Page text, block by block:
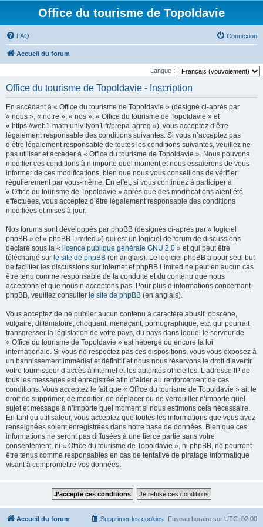
Office du tourisme de Topoldavie
FAQ Connexion
Accueil du forum
Langue :
Office du tourisme de Topoldavie - Inscription
En accédant à « Office du tourisme de Topoldavie » (désigné ci-après par
« nous », « notre », « nos », « Office du tourisme de Topoldavie » et
« https://web1-math.univ-lyon1.fr/prepa-agreg »), vous acceptez d’être
légalement responsable des conditions suivantes. Si vous n’acceptez pas
d’être légalement responsable de toutes les conditions suivantes, veuillez ne
pas utiliser et accéder à « Office du tourisme de Topoldavie ». Nous pouvons
modifier ces conditions à n’importe quel moment et nous essaierons de vous
informer de ces modifications, bien que nous vous conseillons de vérifier
régulièrement par vous-même. En effet, si vous continuez à participer à
« Office du tourisme de Topoldavie » après que des modifications aient été
effectuées, vous acceptez d’être légalement responsable des conditions
modifiées et mises à jour.
Nos forums sont développés par phpBB (désignés ci-après par « logiciel
phpBB » et « phpBB Limited ») qui est un logiciel de forum de discussions
déclaré sous la « licence publique générale GNU 2.0 » et qui peut être
téléchargé sur le site de phpBB (en anglais). Le logiciel phpBB a pour seul but
de faciliter les discussions sur internet et phpBB Limited ne peut en aucun cas
être tenu comme responsable de la conduite et du contenu que nous
acceptons et que nous n’acceptons pas. Pour plus d’informations concernant
phpBB, veuillez consulter le site de phpBB (en anglais).
Vous acceptez de ne publier aucun contenu à caractère abusif, obscène,
vulgaire, diffamatoire, choquant, menaçant, pornographique, etc. qui pourrait
transgresser la législation de votre pays, du pays dans lequel le serveur de
« Office du tourisme de Topoldavie » est hébergé ou encore la loi
internationale. Si vous ne respectez pas ces dispositions, vous vous exposez à
un bannissement immédiat et définitif et nous nous réservons le droit d’avertir
votre fournisseur d’accès à internet et les autorités officielles. L’adresse IP de
tous les messages est enregistrée afin d’aider au renforcement de ces
conditions. Vous acceptez le fait que « Office du tourisme de Topoldavie » ait le
droit de supprimer, de modifier, de déplacer ou de verrouiller n’importe quel
sujet et message à n’importe quel moment si nous estimons cela nécessaire.
En tant qu’utilisateur, vous acceptez que toutes les informations que vous avez
renseignées soient enregistrées dans notre base de données. Bien que ces
informations ne seront pas diffusées à une tierce partie sans votre
consentement, ni « Office du tourisme de Topoldavie », ni phpBB, ne pourront
être tenus comme responsables en cas de tentative de piratage informatique
visant à compromettre vos données.
Accueil du forum Fuseau horaire sur UTC+02:00
Supprimer les cookies